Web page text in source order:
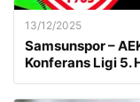
13/12/2025
Samsunspor –
Konferans Ligi 5.